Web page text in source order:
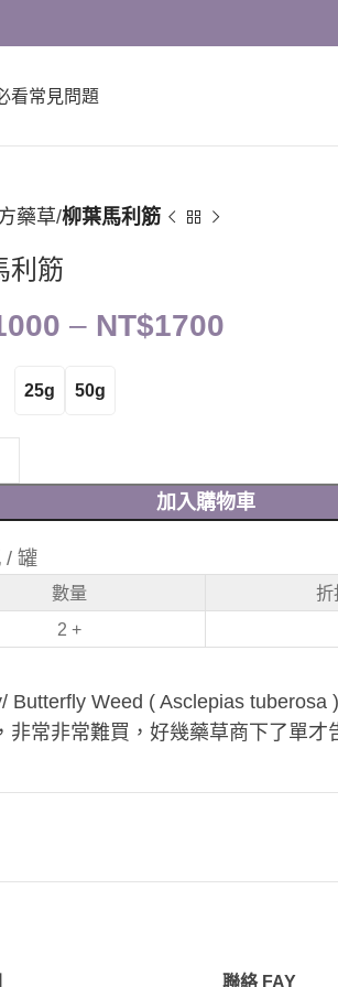
看常見問題
藥草 柳葉馬利筋
利筋
– NT$1700
25g 50g
加入購物車
/ 罐
數量
折
2 +
Butterfly Weed ( Asclepias tuberosa )
非常非常難買，好幾藥草商下了單才
聯絡 FAY